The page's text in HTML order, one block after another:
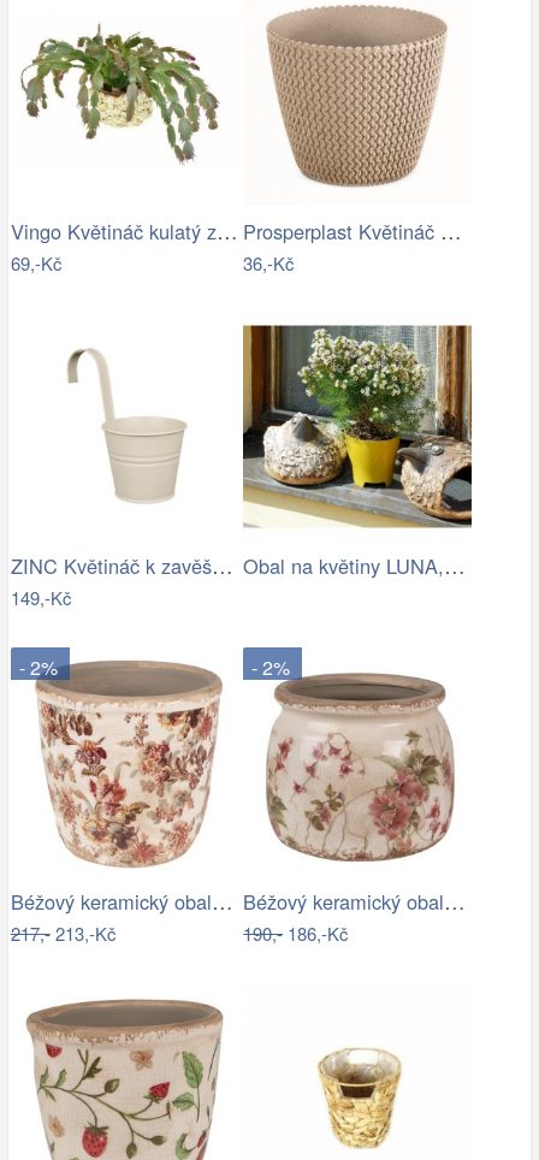
Vingo Květináč kulatý z kukuřičného…
69,-Kč
Prosperplast Květináč PLOWY ECO natural…
36,-Kč
ZINC Květináč k zavěšení 13 cm - béžová
149,-Kč
Obal na květiny LUNA, zelená oliva,…
- 2%
Béžový keramický obal na květináč s…
217,-213,-Kč
- 2%
Béžový keramický obal na květináč s…
190,-186,-Kč